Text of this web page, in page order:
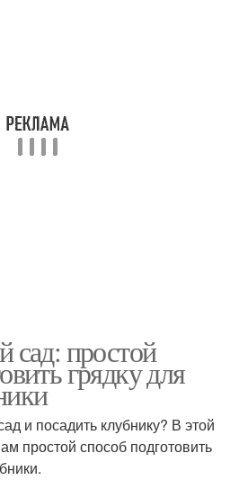
сад: простой
грядку для
и посадить клубнику? В этой
простой способ подготовить